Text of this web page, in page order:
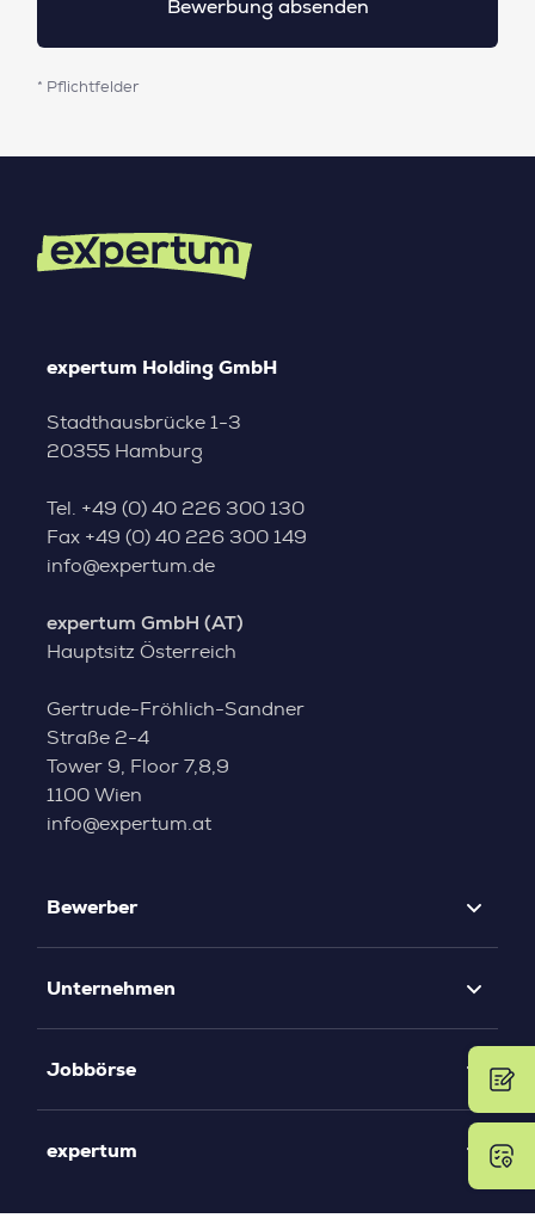
* Pflichtfelder
expertum Holding GmbH
Stadthausbrücke 1-3
20355 Hamburg
Tel. +49 (0) 40 226 300 130
Fax +49 (0) 40 226 300 149
info@expertum.de
expertum GmbH (AT)
Hauptsitz Österreich
Gertrude-Fröhlich-Sandner
Straße 2-4
Tower 9, Floor 7,8,9
1100 Wien
info@expertum.at
Bewerber
Unternehmen
Jobbörse
expertum